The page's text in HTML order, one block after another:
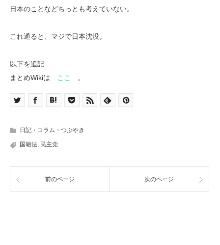
日本のことなどちっとも考えていない。
これ通ると、マジで日本沈没。
以下を追記
まとめWikiは
ここ 。
日記・コラム・つぶやき
国籍法, 民主党
前のページ 次のページ